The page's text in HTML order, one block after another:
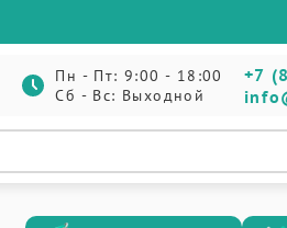
Пн - Пт: 9:00 - 18:00
Сб - Вс: Выходной
+7